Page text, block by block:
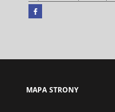
Facebook
się
karcie
MAPA STRONY